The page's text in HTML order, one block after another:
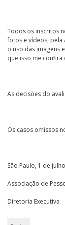
Todos os inscritos
fotos e vídeos, pela
o uso das imagens
que isso me
As decisões do
Os casos omissos
São Paulo, 1 de
Associação de
Diretoria Executiva